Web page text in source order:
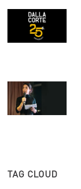
TAG CLOUD